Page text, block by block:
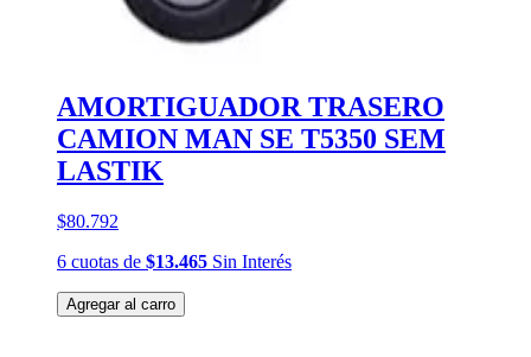
AMORTIGUADOR TRASERO
CAMION MAN SE T5350 SEM
LASTIK
$80.792
6 cuotas de $13.465 Sin Interés
Agregar al carro